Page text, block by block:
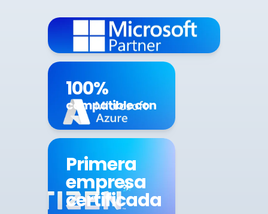
100%
compatible con
Primera
empresa
certificada